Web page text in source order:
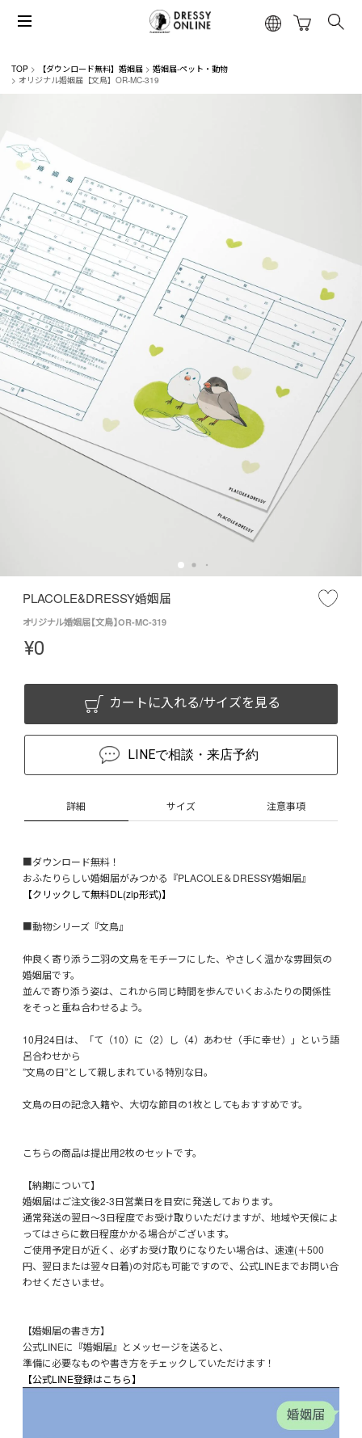
TOP 【ダウンロード無料】婚姻届
婚姻届-ペット・動物
オリジナル婚姻届【文鳥】OR-MC-319
PLACOLE&DRESSY婚姻届
オリジナル婚姻届【文鳥】OR-MC-319
¥0
カートに入れる/サイズを見る
LINEで相談・来店予約
詳細 サイズ 注意事項
■ダウンロード無料！
おふたりらしい婚姻届がみつかる『PLACOLE＆DRESSY婚姻届』
【クリックして無料DL(zip形式)】
■動物シリーズ『文鳥』
仲良く寄り添う二羽の文鳥をモチーフにした、やさしく温かな雰囲気の
婚姻届です。
並んで寄り添う姿は、これから同じ時間を歩んでいくおふたりの関係性
をそっと重ね合わせるよう。
10月24日は、「て（10）に（2）し（4）あわせ（手に幸せ）」という語
呂合わせから
”文鳥の日”として親しまれている特別な日。
文鳥の日の記念入籍や、大切な節目の1枚としてもおすすめです。
こちらの商品は提出用2枚のセットです。
【納期について】
婚姻届はご注文後2-3日営業日を目安に発送しております。
通常発送の翌日～3日程度でお受け取りいただけますが、地域や天候によ
ってはさらに数日程度かかる場合がございます。
ご使用予定日が近く、必ずお受け取りになりたい場合は、速達(＋500
円、翌日または翌々日着)の対応も可能ですので、公式LINEまでお問い合
わせくださいませ。
【婚姻届の書き方】
公式LINEに『婚姻届』とメッセージを送ると、
準備に必要なものや書き方をチェックしていただけます！
【公式LINE登録はこちら】